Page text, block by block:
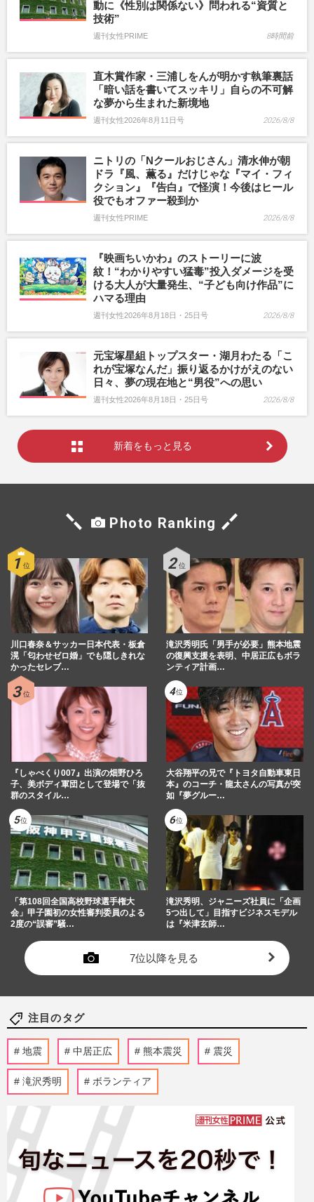
動に《性別は関係ない》問われる“資質と
技術”
週刊女性PRIME 8時間前
直木賞作家・三浦しをんが明かす執筆裏話
「暗い話を書いてスッキリ」自らの不可解
な夢から生まれた新境地
週刊女性2026年8月11日号 2026/8/8
ニトリの「Nクールおじさん」清水伸が朝
ドラ『風、薫る』だけじゃな『マイ・フィ
クション』『告白』で怪演！今後はヒール
役でもオファー殺到か
週刊女性PRIME 2026/8/8
『映画ちいかわ』のストーリーに波
紋！“わかりやすい猛毒”投入ダメージを受
ける大人が大量発生、“子ども向け作品”に
ハマる理由
週刊女性2026年8月18日・25日号 2026/8/8
元宝塚星組トップスター・湖月わたる「こ
れが宝塚なんだ」振り返るかけがえのない
日々、夢の現在地と“男役”への思い
週刊女性2026年8月18日・25日号 2026/8/8
新着をもっと見る
Photo Ranking
川口春奈＆サッカー日本代表・板倉
滉「匂わせゼロ婚」でも隠しきれな
かったセレブ…
滝沢秀明氏「男手が必要」熊本地震
の復興支援を表明、中居正広もボラ
ンティア計画…
『しゃべくり007』出演の畑野ひろ
子、美ボディ軍団として登場で「抜
群のスタイル…
大谷翔平の兄で『トヨタ自動車東日
本』のコーチ・龍太さんの写真が突
如『夢グルー…
「第108回全国高校野球選手権大
会」甲子園初の女性審判委員のよる
2度の“誤審”騒…
滝沢秀明、ジャニーズ社員に「企画
5つ出して」目指すビジネスモデル
は『米津玄師…
7位以降を見る
注目のタグ
地震 中居正広 熊本震災 震災
滝沢秀明 ボランティア